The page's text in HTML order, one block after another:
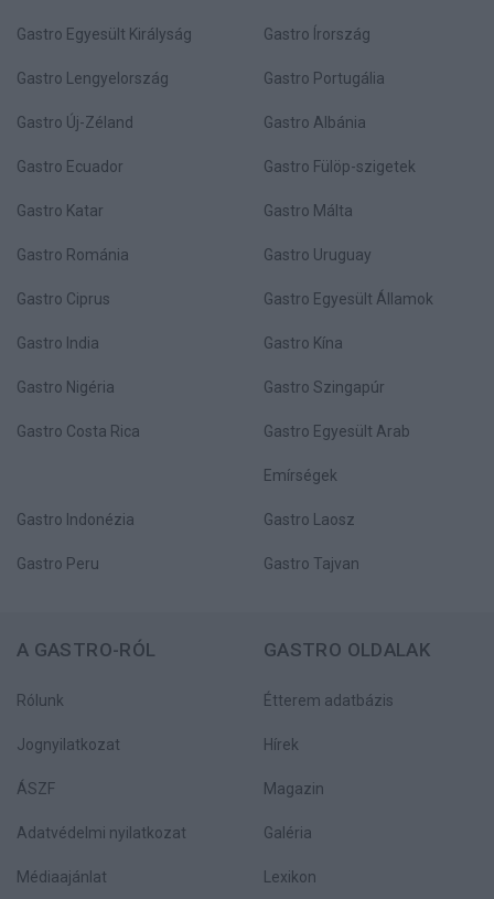
Gastro Egyesült Királyság Gastro Írország
Gastro Lengyelország Gastro Portugália
Gastro Új-Zéland Gastro Albánia
Gastro Ecuador Gastro Fülöp-szigetek
Gastro Katar Gastro Málta
Gastro Románia Gastro Uruguay
Gastro Ciprus Gastro Egyesült Államok
Gastro India Gastro Kína
Gastro Nigéria Gastro Szingapúr
Gastro Costa Rica Gastro Egyesült Arab
Emírségek
Gastro Indonézia Gastro Laosz
Gastro Peru Gastro Tajvan
A GASTRO-RÓL
Rólunk
Jognyilatkozat
ÁSZF
Adatvédelmi nyilatkozat
Médiaajánlat
GASTRO OLDALAK
Étterem adatbázis
Hírek
Magazin
Galéria
Lexikon